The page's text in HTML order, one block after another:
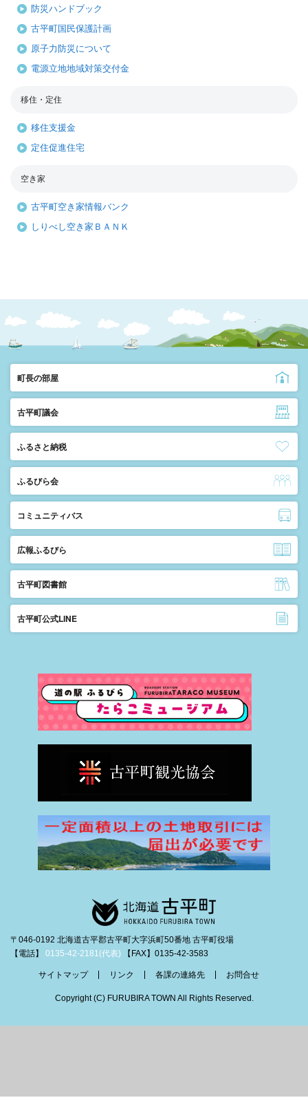
防災ハンドブック
古平町国民保護計画
原子力防災について
電源立地地域対策交付金
移住・定住
移住支援金
定住促進住宅
空き家
古平町空き家情報バンク
しりべし空き家ＢＡＮＫ
町長の部屋
古平町議会
ふるさと納税
ふるびら会
コミュニティバス
広報ふるびら
古平町図書館
古平町公式LINE
〒046-0192 北海道古平郡古平町大字浜町50番地 古平町役場
【電話】 0135-42-2181(代表) 【FAX】0135-42-3583
サイトマップ リンク 各課の連絡先 お問合せ
Copyright (C) FURUBIRA TOWN All Rights Reserved.